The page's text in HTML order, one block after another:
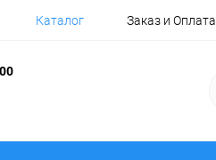
Каталог Заказ и Оплата